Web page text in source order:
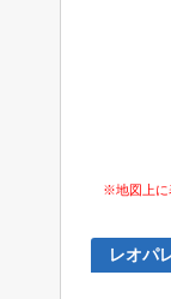
※地図上に
レオパ